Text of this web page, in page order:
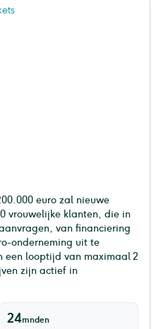
euro zal nieuwe
vrouwelijke klanten, die in
van financiering
onderneming uit te
een looptijd van maximaal 2
zijn actief in
24mnden